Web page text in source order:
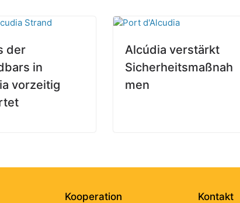
der
in
vorzeitig
Alcúdia verstärkt
Sicherheitsmaßnah
men
Kooperation Kontakt